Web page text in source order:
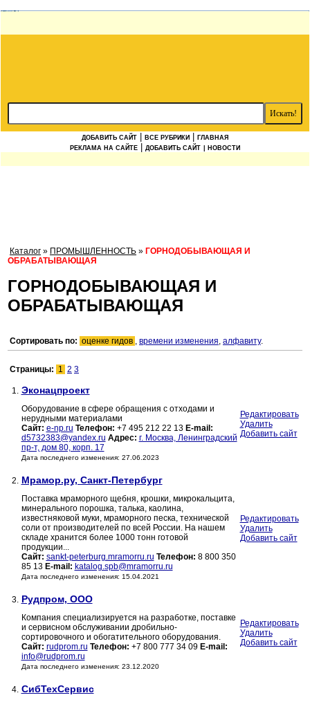
ДОБАВИТЬ САЙТ ВСЕ РУБРИКИ
ГЛАВНАЯ
РЕКЛАМА НА САЙТЕ
ДОБАВИТЬ САЙТ | НОВОСТИ
Каталог » ПРОМЫШЛЕННОСТЬ » ГОРНОДОБЫВАЮЩАЯ И
ОБРАБАТЫВАЮЩАЯ
ГОРНОДОБЫВАЮЩАЯ И
ОБРАБАТЫВАЮЩАЯ
Сортировать по: оценке гидов , времени изменения, алфавиту.
Страницы: 1 2 3
1. Эконацпроект
Оборудование в сфере обращения с отходами и
нерудными материалами
Сайт: e-np.ru Телефон: +7 495 212 22 13 E-mail:
d5732383@yandex.ru Адрес: г. Москва, Ленинградский
пр-т, дом 80, корп. 17
Дата последнего изменения: 27.06.2023
Редактировать
Удалить
Добавить сайт
2. Мрамор.ру, Санкт-Петербург
Поставка мраморного щебня, крошки, микрокальцита,
минерального порошка, талька, каолина,
известняковой муки, мраморного песка, технической
соли от производителей по всей России. На нашем
складе хранится более 1000 тонн готовой
продукции...
Сайт: sankt-peterburg.mramorru.ru Телефон: 8 800 350
85 13 E-mail: katalog.spb@mramorru.ru
Дата последнего изменения: 15.04.2021
Редактировать
Удалить
Добавить сайт
3. Рудпром, ООО
Компания специализируется на разработке, поставке
и сервисном обслуживании дробильно-
сортировочного и обогатительного оборудования.
Сайт: rudprom.ru Телефон: +7 800 777 34 09 E-mail:
info@rudprom.ru
Дата последнего изменения: 23.12.2020
Редактировать
Удалить
Добавить сайт
4. СибТехСервис